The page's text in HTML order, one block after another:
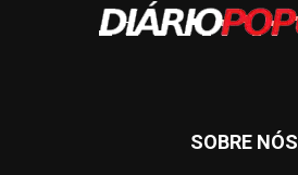
SOBRE NÓS